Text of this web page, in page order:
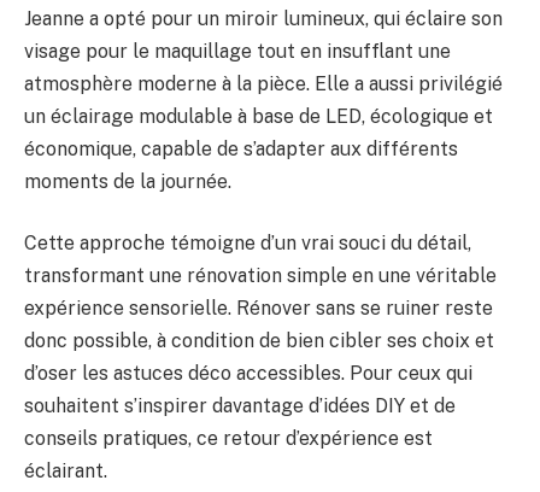
Jeanne a opté pour un miroir lumineux, qui éclaire son
visage pour le maquillage tout en insufflant une
atmosphère moderne à la pièce. Elle a aussi privilégié
un éclairage modulable à base de LED, écologique et
économique, capable de s’adapter aux différents
moments de la journée.
Cette approche témoigne d’un vrai souci du détail,
transformant une rénovation simple en une véritable
expérience sensorielle. Rénover sans se ruiner reste
donc possible, à condition de bien cibler ses choix et
d’oser les astuces déco accessibles. Pour ceux qui
souhaitent s’inspirer davantage d’idées DIY et de
conseils pratiques, ce retour d’expérience est
éclairant.